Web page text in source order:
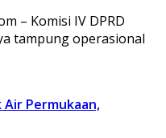
– Komisi IV DPRD
tampung operasional
Air Permukaan,